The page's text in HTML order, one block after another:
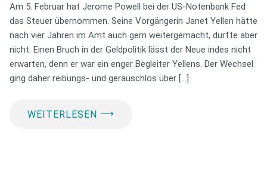
Am 5. Februar hat Jerome Powell bei der US-Notenbank Fed
das Steuer übernommen. Seine Vorgängerin Janet Yellen hätte
nach vier Jahren im Amt auch gern weitergemacht, durfte aber
nicht. Einen Bruch in der Geldpolitik lässt der Neue indes nicht
erwarten, denn er war ein enger Begleiter Yellens. Der Wechsel
ging daher reibungs- und geräuschlos über […]
WEITERLESEN ⟶